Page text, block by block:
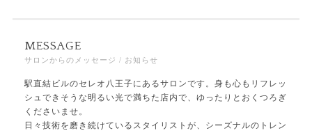
MESSAGE
サロンからのメッセージ / お知らせ
駅直結ビルのセレオ八王子にあるサロンです。身も心もリフレッ
シュできそうな明るい光で満ちた店内で、ゆったりとおくつろぎ
くださいませ。
日々技術を磨き続けているスタイリストが、シーズナルのトレン